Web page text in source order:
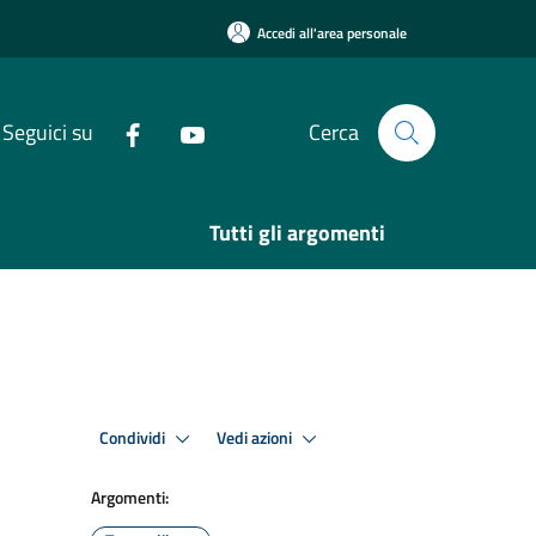
Accedi all'area personale
Seguici su Cerca
Tutti gli argomenti
Condividi Vedi azioni
Argomenti: